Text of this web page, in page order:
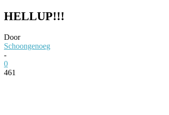
HELLUP!!!
Door
Schoongenoeg
-
0
461